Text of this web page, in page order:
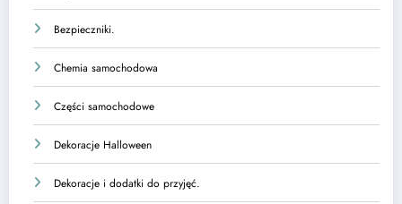
Bezpieczniki.
Chemia samochodowa
Części samochodowe
Dekoracje Halloween
Dekoracje i dodatki do przyjęć.